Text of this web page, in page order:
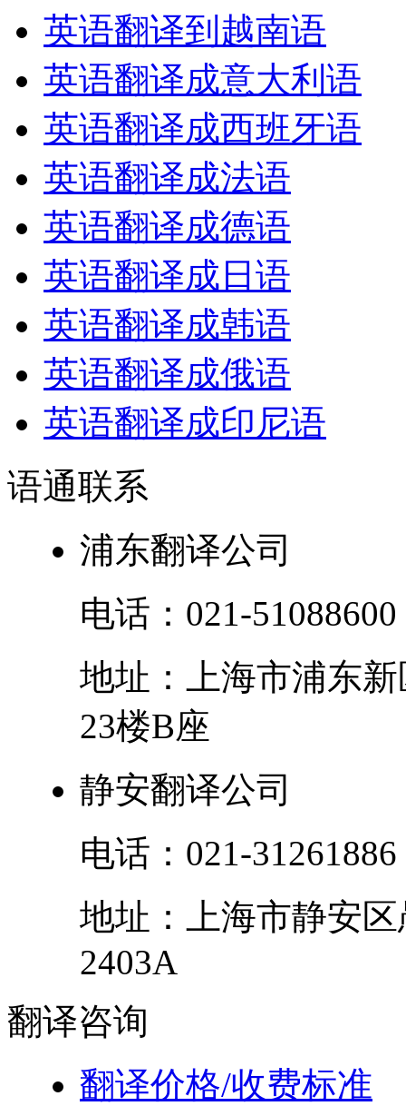
英语翻译到越南语
英语翻译成意大利语
英语翻译成西班牙语
英语翻译成法语
英语翻译成德语
英语翻译成日语
英语翻译成韩语
英语翻译成俄语
英语翻译成印尼语
语通联系
浦东翻译公司
电话： 021-51088600
地址：
上海市浦东新
23楼B座
静安翻译公司
电话： 021-31261886
地址：
上海市静安区
2403A
翻译咨询
翻译价格/收费标准